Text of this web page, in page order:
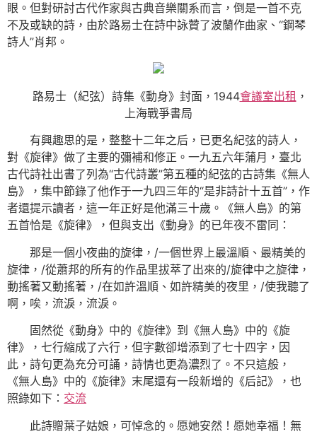
眼。但對研討古代作家與古典音樂關系而言，倒是一首不克
不及或缺的詩，由於路易士在詩中詠贊了波蘭作曲家、“鋼琴
詩人”肖邦。
路易士（紀弦）詩集《動身》封面，1944會議室出租 ，
上海戰爭書局
有興趣思的是，整整十二年之后，已更名紀弦的詩人，
對《旋律》做了主要的彌補和修正。一九五六年蒲月，臺北
古代詩社出書了列為“古代詩叢”第五種的紀弦的古詩集《無人
島》，集中節錄了他作于一九四三年的“是非詩計十五首”，作
者還提示讀者，這一年正好是他滿三十歲。《無人島》的第
五首恰是《旋律》，但與支出《動身》的已年夜不雷同：
那是一個小夜曲的旋律，/一個世界上最溫順、最精美的
旋律，/從蕭邦的所有的作品里拔萃了出來的/旋律中之旋律，
動搖著又動搖著，/在如許溫順、如許精美的夜里，/使我聽了
啊，唉，流淚，流淚。
固然從《動身》中的《旋律》到《無人島》中的《旋
律》，七行縮成了六行，但字數卻增添到了七十四字，因
此，詩句更為充分可誦，詩情也更為濃烈了。不只這般，
《無人島》中的《旋律》末尾還有一段新增的《后記》，也
照錄如下： 交流
此詩贈葉子姑娘，可悼念的。愿她安然！愿她幸福！無